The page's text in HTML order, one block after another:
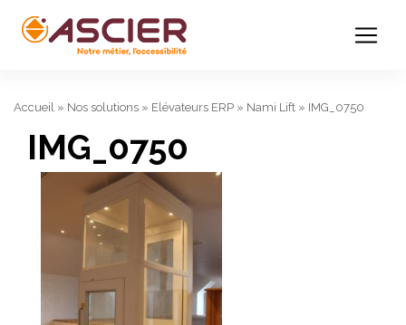
Accueil » Nos solutions » Elévateurs ERP » Nami Lift » IMG_0750
IMG_0750